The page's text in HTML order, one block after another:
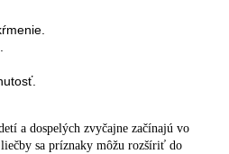
a dospelých zvyčajne začínajú vo
sa príznaky môžu rozšíriť do